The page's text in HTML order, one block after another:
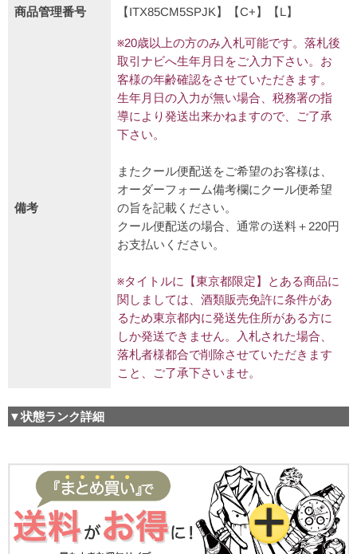
商品管理番号 【ITX85CM5SPJK】【C+】【L】
備考
※20歳以上の方のみ入札可能です。落札後
取引ナビへ生年月日をご入力下さい。お
客様の年齢確認をさせていただきます。
生年月日の入力が無い場合、税務署の指
導により発送出来かねますので、ご了承
下さい。
またクール便配送をご希望のお客様は、
オーダーフォーム備考欄にクール便希望
の旨を記載ください。
クール便配送の場合、通常の送料＋220円
お支払いください。
※タイトルに【東京都限定】とある商品に
関しましては、酒類販売免許に条件があ
るため東京都内に発送先住所がある方に
しか発送できません。入札された場合、
落札者様都合で削除させていただきます
こと、ご了承下さいませ。
▼状態ランク詳細